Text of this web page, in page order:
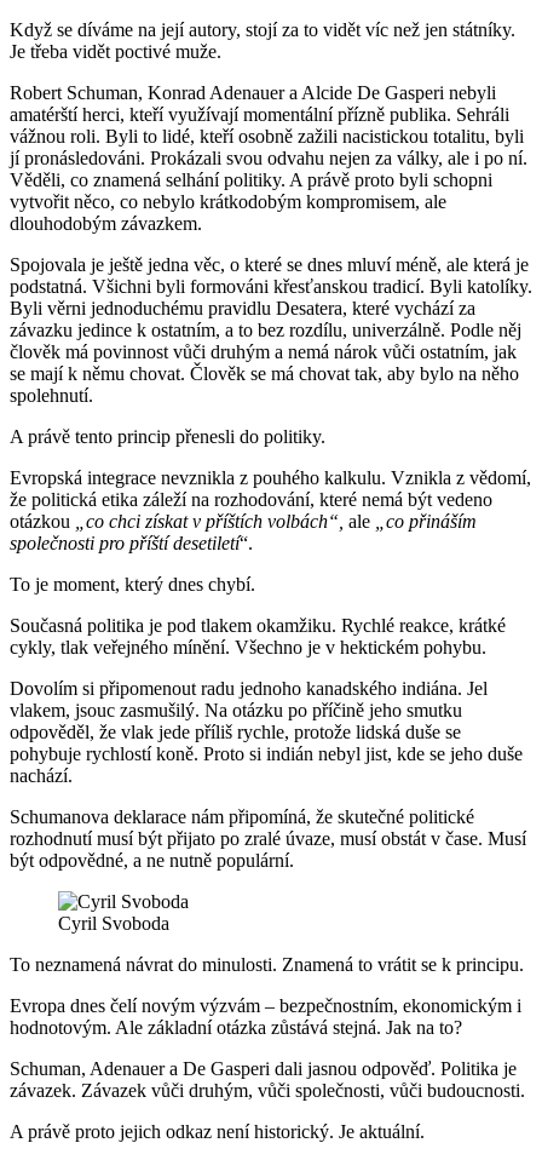
Když se díváme na její autory, stojí za to vidět víc než jen státníky.
Je třeba vidět poctivé muže.
Robert Schuman, Konrad Adenauer a Alcide De Gasperi nebyli
amatérští herci, kteří využívají momentální přízně publika. Sehráli
vážnou roli. Byli to lidé, kteří osobně zažili nacistickou totalitu, byli
jí pronásledováni. Prokázali svou odvahu nejen za války, ale i po ní.
Věděli, co znamená selhání politiky. A právě proto byli schopni
vytvořit něco, co nebylo krátkodobým kompromisem, ale
dlouhodobým závazkem.
Spojovala je ještě jedna věc, o které se dnes mluví méně, ale která je
podstatná. Všichni byli formováni křesťanskou tradicí. Byli katolíky.
Byli věrni jednoduchému pravidlu Desatera, které vychází za
závazku jedince k ostatním, a to bez rozdílu, univerzálně. Podle něj
člověk má povinnost vůči druhým a nemá nárok vůči ostatním, jak
se mají k němu chovat. Člověk se má chovat tak, aby bylo na něho
spolehnutí.
A právě tento princip přenesli do politiky.
Evropská integrace nevznikla z pouhého kalkulu. Vznikla z vědomí,
že politická etika záleží na rozhodování, které nemá být vedeno
otázkou
„co chci získat v příštích volbách“, ale
„co přináším
společnosti pro příští desetiletí“.
To je moment, který dnes chybí.
Současná politika je pod tlakem okamžiku. Rychlé reakce, krátké
cykly, tlak veřejného mínění. Všechno je v hektickém pohybu.
Dovolím si připomenout radu jednoho kanadského indiána. Jel
vlakem, jsouc zasmušilý. Na otázku po příčině jeho smutku
odpověděl, že vlak jede příliš rychle, protože lidská duše se
pohybuje rychlostí koně. Proto si indián nebyl jist, kde se jeho duše
nachází.
Schumanova deklarace nám připomíná, že skutečné politické
rozhodnutí musí být přijato po zralé úvaze, musí obstát v čase. Musí
být odpovědné, a ne nutně populární.
Cyril Svoboda
To neznamená návrat do minulosti. Znamená to vrátit se k principu.
Evropa dnes čelí novým výzvám – bezpečnostním, ekonomickým i
hodnotovým. Ale základní otázka zůstává stejná. Jak na to?
Schuman, Adenauer a De Gasperi dali jasnou odpověď. Politika je
závazek. Závazek vůči druhým, vůči společnosti, vůči budoucnosti.
A právě proto jejich odkaz není historický. Je aktuální.